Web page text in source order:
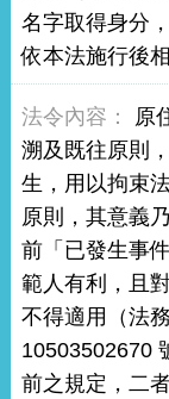
名字取得身分
依本法施行後
原
溯及既往原則
生，用以拘束
原則，其意義
前「已發生事
範人有利，且
不得適用（法
10503502670
前之規定，二